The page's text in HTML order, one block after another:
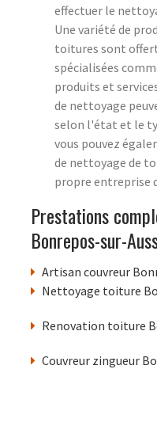
effectuer le
Une variété de
toitures sont
spécialisées
produits et
de nettoyage
selon l'état et le
vous pouvez
de nettoyage de
propre entreprise
Prestations
Bonrepos-sur-
Artisan couvreur
Nettoyage toiture
Renovation toiture
Couvreur zingueur